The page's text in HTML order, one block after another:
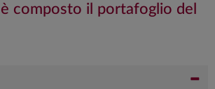
composto il portafoglio del